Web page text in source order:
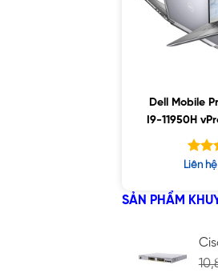
Dell Mobile
I9-11950H
SSD / NVIDIA
5 sao
Liên
SẢN PHẨM